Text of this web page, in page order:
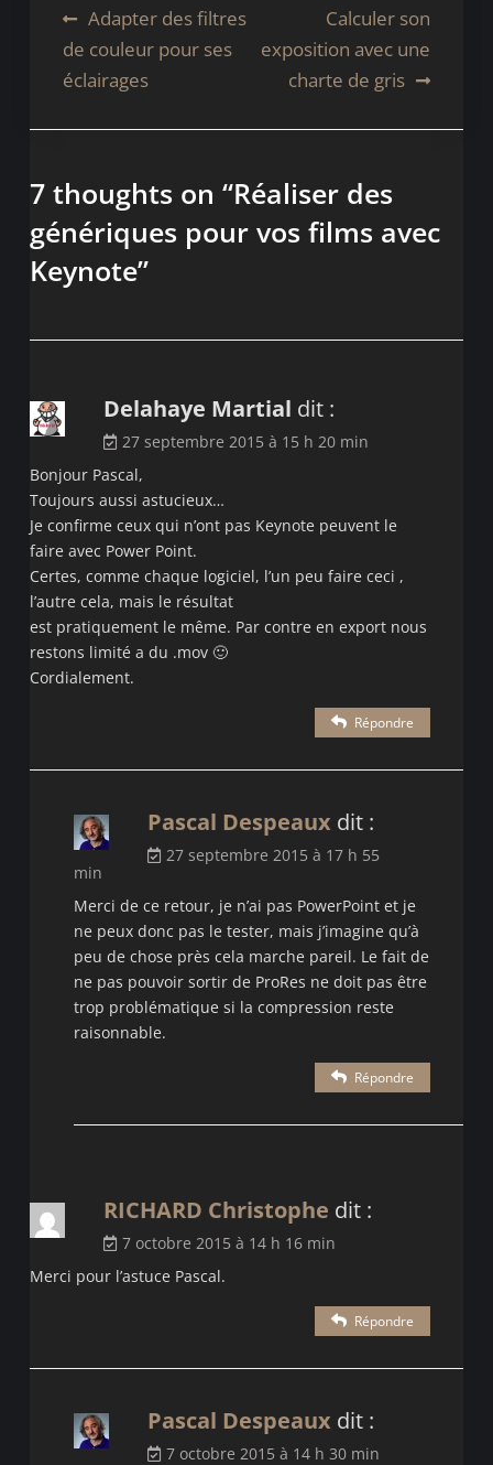
Navigation
de
l’article
Adapter des filtres
de couleur pour ses
éclairages
Calculer son
exposition avec une
charte de gris
7 thoughts on “Réaliser des
génériques pour vos films avec
Keynote”
Delahaye Martial dit :
27 septembre 2015 à 15 h 20 min
Bonjour Pascal,
Toujours aussi astucieux…
Je confirme ceux qui n’ont pas Keynote peuvent le
faire avec Power Point.
Certes, comme chaque logiciel, l’un peu faire ceci ,
l’autre cela, mais le résultat
est pratiquement le même. Par contre en export nous
restons limité a du .mov 🙂
Cordialement.
Répondre
Pascal Despeaux dit :
27 septembre 2015 à 17 h 55
min
Merci de ce retour, je n’ai pas PowerPoint et je
ne peux donc pas le tester, mais j’imagine qu’à
peu de chose près cela marche pareil. Le fait de
ne pas pouvoir sortir de ProRes ne doit pas être
trop problématique si la compression reste
raisonnable.
Répondre
RICHARD Christophe dit :
7 octobre 2015 à 14 h 16 min
Merci pour l’astuce Pascal.
Répondre
Pascal Despeaux dit :
7 octobre 2015 à 14 h 30 min